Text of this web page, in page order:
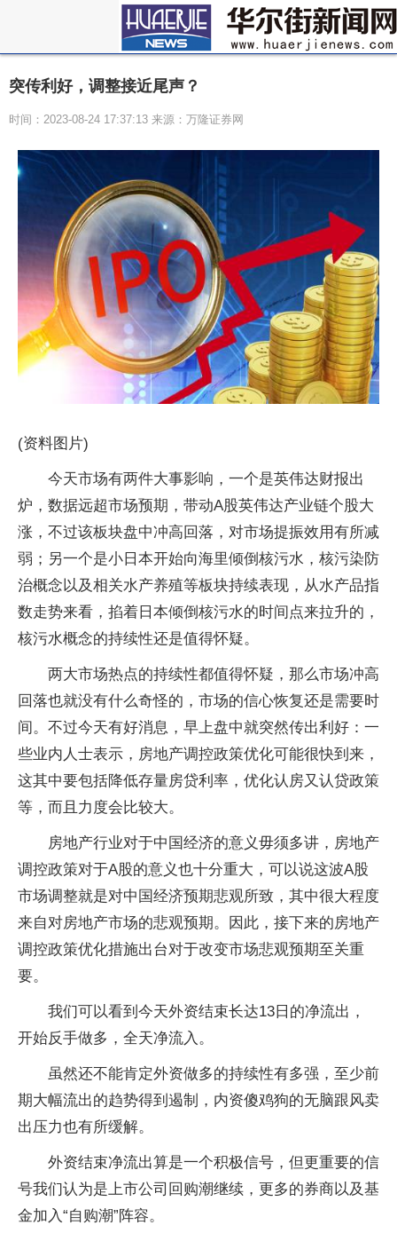
突传利好，调整接近尾声？
时间：2023-08-24 17:37:13 来源：万隆证券网
(资料图片)
今天市场有两件大事影响，一个是英伟达财报出
炉，数据远超市场预期，带动A股英伟达产业链个股大
涨，不过该板块盘中冲高回落，对市场提振效用有所减
弱；另一个是小日本开始向海里倾倒核污水，核污染防
治概念以及相关水产养殖等板块持续表现，从水产品指
数走势来看，掐着日本倾倒核污水的时间点来拉升的，
核污水概念的持续性还是值得怀疑。
两大市场热点的持续性都值得怀疑，那么市场冲高
回落也就没有什么奇怪的，市场的信心恢复还是需要时
间。不过今天有好消息，早上盘中就突然传出利好：一
些业内人士表示，房地产调控政策优化可能很快到来，
这其中要包括降低存量房贷利率，优化认房又认贷政策
等，而且力度会比较大。
房地产行业对于中国经济的意义毋须多讲，房地产
调控政策对于A股的意义也十分重大，可以说这波A股
市场调整就是对中国经济预期悲观所致，其中很大程度
来自对房地产市场的悲观预期。因此，接下来的房地产
调控政策优化措施出台对于改变市场悲观预期至关重
要。
我们可以看到今天外资结束长达13日的净流出，
开始反手做多，全天净流入。
虽然还不能肯定外资做多的持续性有多强，至少前
期大幅流出的趋势得到遏制，内资傻鸡狗的无脑跟风卖
出压力也有所缓解。
外资结束净流出算是一个积极信号，但更重要的信
号我们认为是上市公司回购潮继续，更多的券商以及基
金加入“自购潮”阵容。